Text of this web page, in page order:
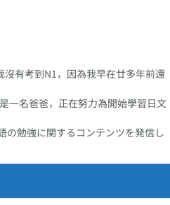
有考到N1，因為我早在廿多年前還
一名爸爸，正在努力為開始學習日文
の勉強に関するコンテンツを発信し